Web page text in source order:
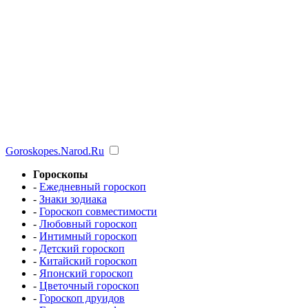
Goroskopes.Narod.Ru
Гороскопы
- Ежедневный гороскоп
- Знаки зодиака
- Гороскоп совместимости
- Любовный гороскоп
- Интимный гороскоп
- Детский гороскоп
- Китайский гороскоп
- Японский гороскоп
- Цветочный гороскоп
- Гороскоп друидов